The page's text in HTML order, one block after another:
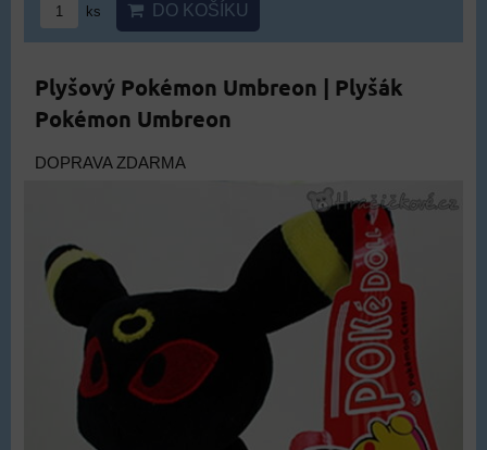
ks DO KOŠÍKU
Plyšový Pokémon Umbreon | Plyšák
Pokémon Umbreon
DOPRAVA ZDARMA